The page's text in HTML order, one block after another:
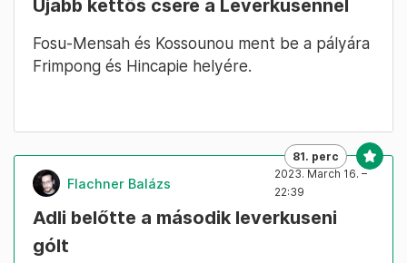
Újabb kettős csere a Leverkusennél
Fosu-Mensah és Kossounou ment be a pályára
Frimpong és Hincapie helyére.
81. perc
Flachner Balázs
2023. March 16. –
22:39
Adli belőtte a második leverkuseni
gólt